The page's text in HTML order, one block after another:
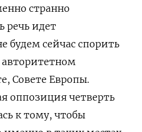
странно
речь идет
будем сейчас спорить
Совете Европы.
оппозиция четверть
к тому, чтобы